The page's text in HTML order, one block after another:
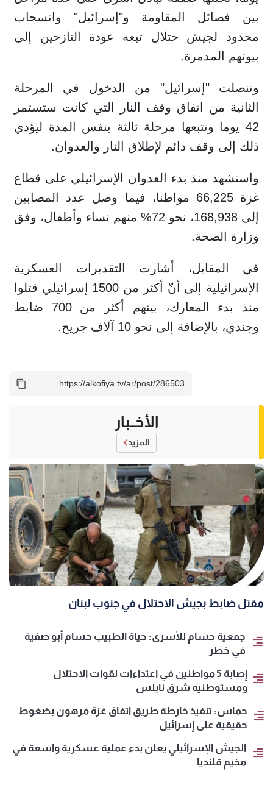
بين فصائل المقاومة و"إسرائيل" وانسحاب
محدود لجيش حتلال تبعه عودة النازحين إلى
بيوتهم المدمرة.
وتنصلت "إسرائيل" من الدخول في المرحلة
الثانية من اتفاق وقف النار التي كانت ستستمر
42 يوما وتتبعها مرحلة ثالثة بنفس المدة ليؤدي
ذلك إلى وقف دائم لإطلاق النار والعدوان.
واستشهد منذ بدء العدوان الإسرائيلي على قطاع
غزة 66,225 مواطنا، فيما وصل عدد المصابين
إلى 168,938، نحو 72% منهم نساء وأطفال، وفق
وزارة الصحة.
في المقابل، أشارت التقديرات العسكرية
الإسرائيلية إلى أنّ أكثر من 1500 إسرائيلي قتلوا
منذ بدء المعارك، بينهم أكثر من 700 ضابط
وجندي، بالإضافة إلى نحو 10 آلاف جريح.
الأخــبار
المزيد
مقتل ضابط بجيش الاحتلال في جنوب لبنان
جمعية حسام للأسرى: حياة الطبيب حسام أبو صفية
في خطر
إصابة 5 مواطنين في اعتداءات لقوات الاحتلال
ومستوطنيه شرق نابلس
حماس: تنفيذ خارطة طريق اتفاق غزة مرهون بضغوط
حقيقية على إسرائيل
الجيش الإسرائيلي يعلن بدء عملية عسكرية واسعة في
مخيم قلنديا